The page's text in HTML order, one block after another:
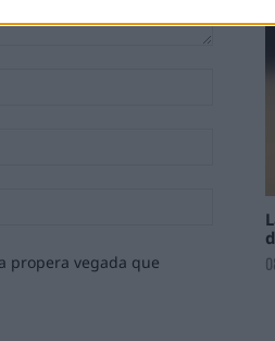
propera vegada que